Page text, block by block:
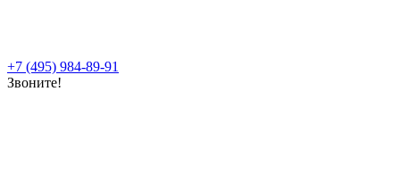
+7 (495) 984-89-91
Звоните!